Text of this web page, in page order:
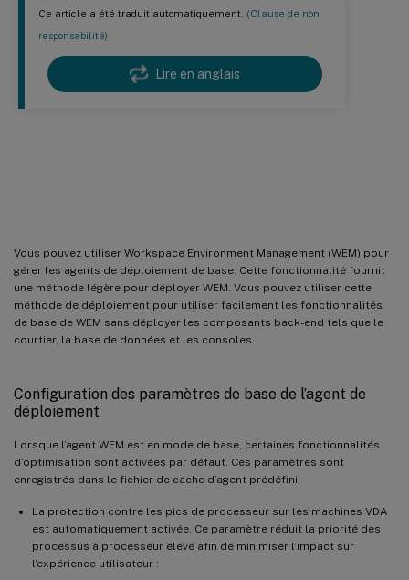
Ce article a été traduit automatiquement. (Clause de non
responsabilité)
Lire en anglais
Vous pouvez utiliser Workspace Environment Management (WEM) pour
gérer les agents de déploiement de base. Cette fonctionnalité fournit
une méthode légère pour déployer WEM. Vous pouvez utiliser cette
méthode de déploiement pour utiliser facilement les fonctionnalités
de base de WEM sans déployer les composants back-end tels que le
courtier, la base de données et les consoles.
Configuration des paramètres de base de l’agent de
déploiement
Lorsque l’agent WEM est en mode de base, certaines fonctionnalités
d’optimisation sont activées par défaut. Ces paramètres sont
enregistrés dans le fichier de cache d’agent prédéfini.
La protection contre les pics de processeur sur les machines VDA
est automatiquement activée. Ce paramètre réduit la priorité des
processus à processeur élevé afin de minimiser l’impact sur
l’expérience utilisateur :